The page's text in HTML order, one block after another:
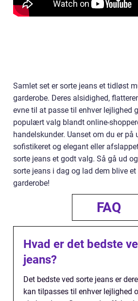
Samlet set er sorte jeans et tidløst
garderobe. Deres alsidighed,
evne til at passe til enhver lejlighed
populært valg blandt online-
handelskunder. Uanset om du er på
sofistikeret og elegant eller
sorte jeans et godt valg. Så gå ud
sorte jeans i dag og lad dem blive
garderobe!
FAQ
Hvad er det bedste
jeans?
Det bedste ved sorte jeans er
kan tilpasses til enhver lejlighed